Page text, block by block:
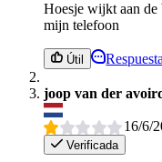
Hoesje wijkt aan de
mijn telefoon
Útil Respuesta
joop van der
16/6/
Verificada